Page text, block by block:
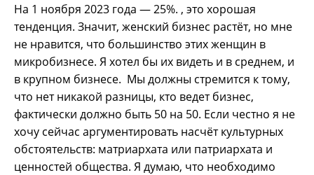
На 1 ноября 2023 года — 25%. , это хорошая
тенденция. Значит, женский бизнес растёт, но мне
не нравится, что большинство этих женщин в
микробизнесе. Я хотел бы их видеть и в среднем, и
в крупном бизнесе. Мы должны стремится к тому,
что нет никакой разницы, кто ведет бизнес,
фактически должно быть 50 на 50. Если честно я не
хочу сейчас аргументировать насчёт культурных
обстоятельств: матриархата или патриархата и
ценностей общества. Я думаю, что необходимо